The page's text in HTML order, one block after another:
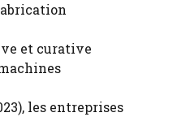
et curative
les entreprises